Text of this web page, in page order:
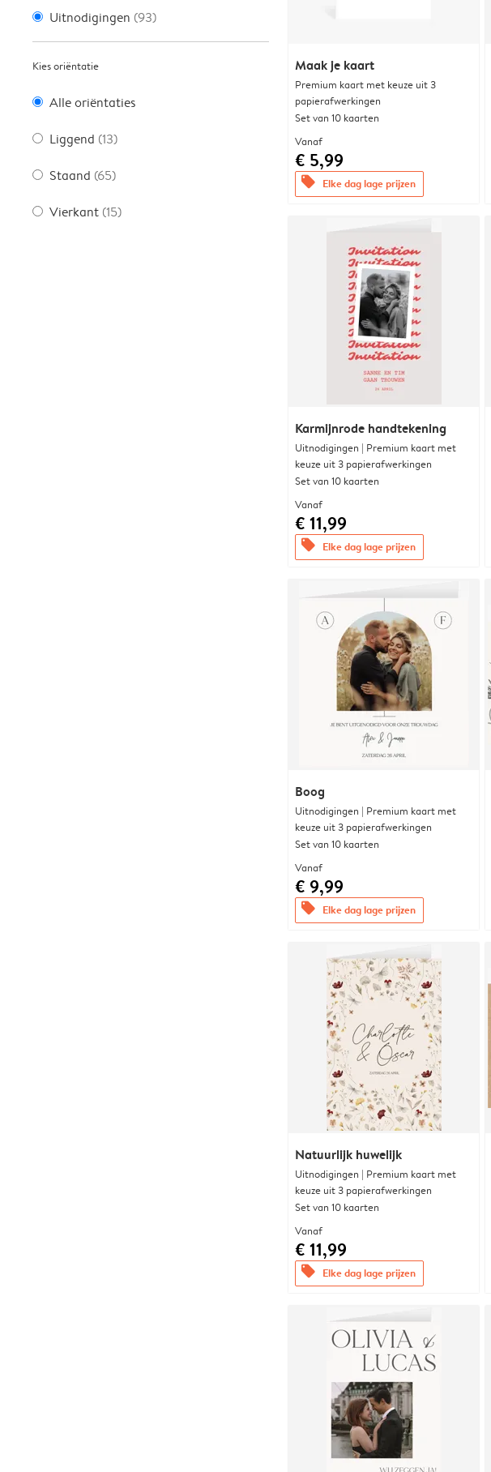
Uitnodigingen (93)
Kies oriëntatie
Alle oriëntaties
Liggend (13)
Staand (65)
Vierkant (15)
Maak je kaart
Premium kaart met keuze uit 3
papierafwerkingen
Set van 10 kaarten
Vanaf
€ 5,99
offers Elke dag lage prijzen
Karmijnrode handtekening
Uitnodigingen | Premium kaart met
keuze uit 3 papierafwerkingen
Set van 10 kaarten
Vanaf
€ 11,99
offers Elke dag lage prijzen
Boog
Uitnodigingen | Premium kaart met
keuze uit 3 papierafwerkingen
Set van 10 kaarten
Vanaf
€ 9,99
offers Elke dag lage prijzen
Natuurlijk huwelijk
Uitnodigingen | Premium kaart met
keuze uit 3 papierafwerkingen
Set van 10 kaarten
Vanaf
€ 11,99
offers Elke dag lage prijzen